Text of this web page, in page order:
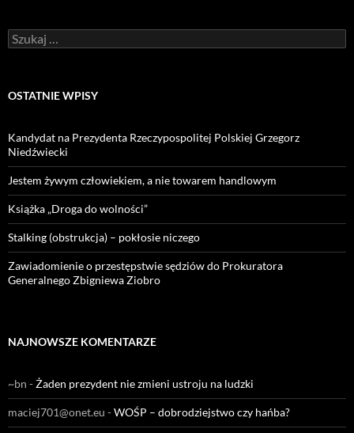
Szukaj:
OSTATNIE WPISY
Kandydat na Prezydenta Rzeczypospolitej Polskiej Grzegorz
Niedźwiecki
Jestem żywym człowiekiem, a nie towarem handlowym
Książka „Droga do wolności”
Stalking (obstrukcja) – pokłosie niczego
Zawiadomienie o przestępstwie sędziów do Prokuratora
Generalnego Zbigniewa Ziobro
NAJNOWSZE KOMENTARZE
~bn -Żaden prezydent nie zmieni ustroju na ludzki
maciej701@onet.eu -WOŚP – dobrodziejstwo czy hańba?